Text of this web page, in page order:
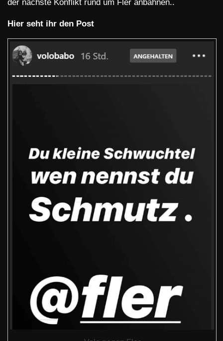
der nächste Konflikt rund um Fler anbahnen..
Hier seht ihr den Post